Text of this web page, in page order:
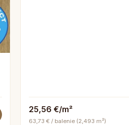
25,56 €/m²
63,73 € / balenie (2,493 m²)